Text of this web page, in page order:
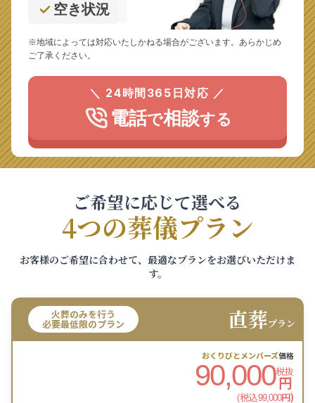
空き状況
※地域によっては対応いたしかねる場合がございます。あらかじめ
ご了承ください。
＼ 24時間365日対応 ／
電話で相談する
ご希望に応じて選べる
4つの葬儀プラン
お客様のご希望に合わせて、最適なプランをお選びいただけま
す。
火葬のみを行う
必要最低限のプラン 直葬プラン
おくりびとメンバーズ価格
90,000税抜
円
(税込99,000円)